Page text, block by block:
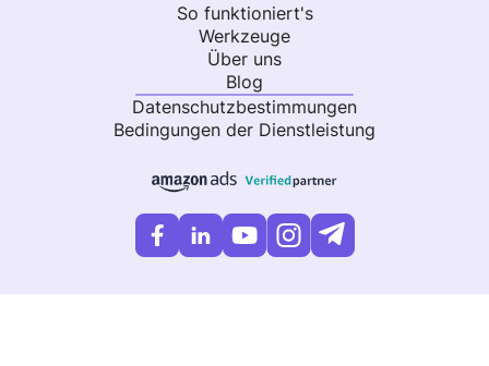
So funktioniert's
Werkzeuge
Über uns
Blog
Datenschutzbestimmungen
Bedingungen der Dienstleistung